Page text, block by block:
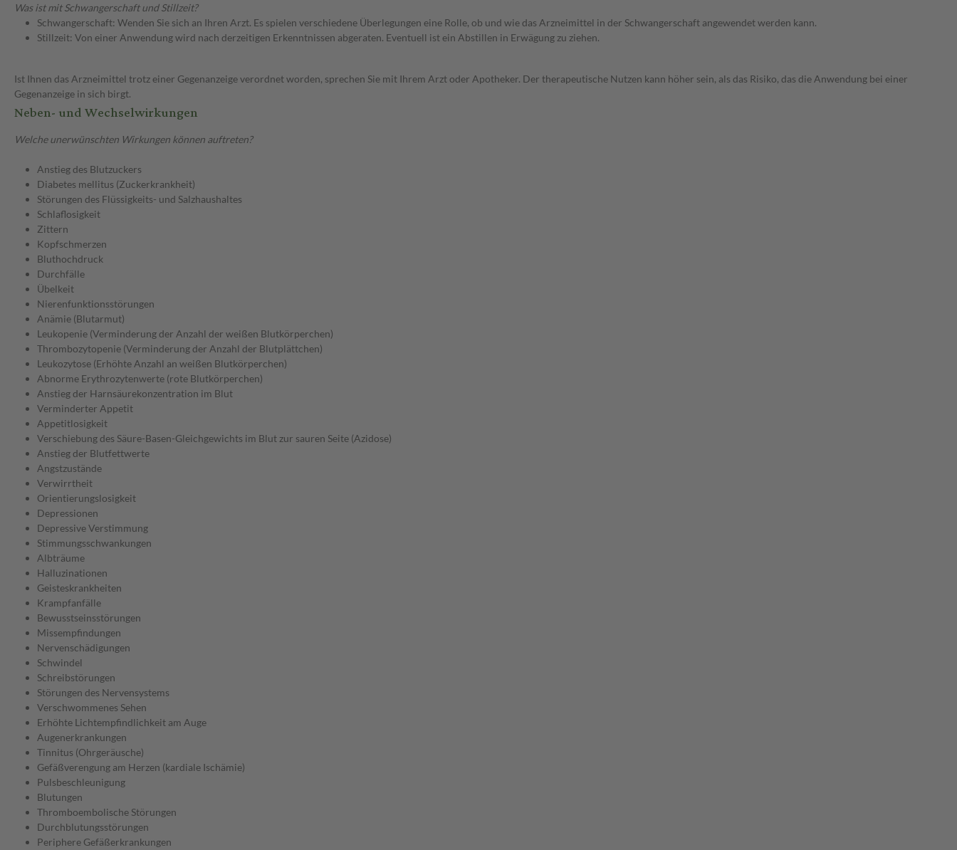
Was ist mit Schwangerschaft und Stillzeit?
Schwangerschaft: Wenden Sie sich an Ihren Arzt. Es spielen verschiedene Überlegungen eine Rolle, ob und wie das Arzneimittel in der Schwangerschaft angewendet werden kann.
Stillzeit: Von einer Anwendung wird nach derzeitigen Erkenntnissen abgeraten. Eventuell ist ein Abstillen in Erwägung zu ziehen.
Ist Ihnen das Arzneimittel trotz einer Gegenanzeige verordnet worden, sprechen Sie mit Ihrem Arzt oder Apotheker. Der therapeutische Nutzen kann höher sein, als das Risiko, das die Anwendung bei einer
Gegenanzeige in sich birgt.
Neben- und Wechselwirkungen
Welche unerwünschten Wirkungen können auftreten?
Anstieg des Blutzuckers
Diabetes mellitus (Zuckerkrankheit)
Störungen des Flüssigkeits- und Salzhaushaltes
Schlaflosigkeit
Zittern
Kopfschmerzen
Bluthochdruck
Durchfälle
Übelkeit
Nierenfunktionsstörungen
Anämie (Blutarmut)
Leukopenie (Verminderung der Anzahl der weißen Blutkörperchen)
Thrombozytopenie (Verminderung der Anzahl der Blutplättchen)
Leukozytose (Erhöhte Anzahl an weißen Blutkörperchen)
Abnorme Erythrozytenwerte (rote Blutkörperchen)
Anstieg der Harnsäurekonzentration im Blut
Verminderter Appetit
Appetitlosigkeit
Verschiebung des Säure-Basen-Gleichgewichts im Blut zur sauren Seite (Azidose)
Anstieg der Blutfettwerte
Angstzustände
Verwirrtheit
Orientierungslosigkeit
Depressionen
Depressive Verstimmung
Stimmungsschwankungen
Albträume
Halluzinationen
Geisteskrankheiten
Krampfanfälle
Bewusstseinsstörungen
Missempfindungen
Nervenschädigungen
Schwindel
Schreibstörungen
Störungen des Nervensystems
Verschwommenes Sehen
Erhöhte Lichtempfindlichkeit am Auge
Augenerkrankungen
Tinnitus (Ohrgeräusche)
Gefäßverengung am Herzen (kardiale Ischämie)
Pulsbeschleunigung
Blutungen
Thromboembolische Störungen
Durchblutungsstörungen
Periphere Gefäßerkrankungen